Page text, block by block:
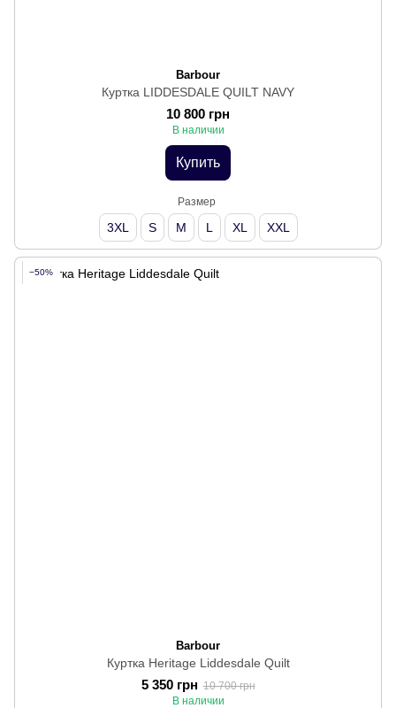
Barbour
Куртка LIDDESDALE QUILT NAVY
10 800 грн
В наличии
Купить
Размер
3XL S M L XL XXL
−50%
Barbour
Куртка Heritage Liddesdale Quilt
5 350 грн 10 700 грн
В наличии